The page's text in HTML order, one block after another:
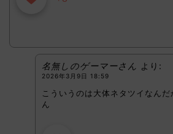
名無しのゲーマーさん より:
2026年3月9日 18:59
こういうのは大体ネタツイなん
ん